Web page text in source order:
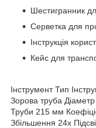
Шестигранник
Серветка для
Інструкція
Кейс для
Інструмент Тип
Зорова труба
Труби 215 мм
Збільшення 24x